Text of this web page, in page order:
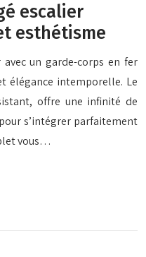
escalier
esthétisme
un garde-corps en fer
élégance intemporelle. Le
offre une infinité de
s’intégrer parfaitement
vous…